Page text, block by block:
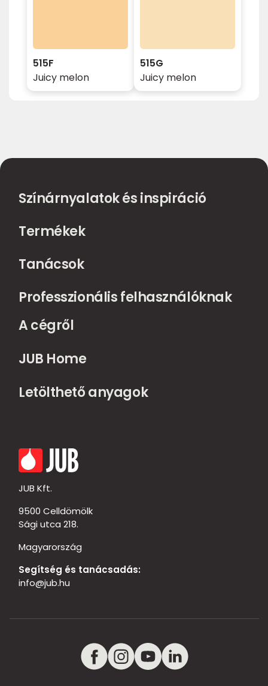
515F
Juicy melon
515G
Juicy melon
Színárnyalatok és inspiráció
Termékek
Tanácsok
Professzionális felhasználóknak
A cégről
JUB Home
Letölthető anyagok
JUB Kft.
9500 Celldömölk
Sági utca 218.
Magyarország
Segítség és tanácsadás:
info@jub.hu